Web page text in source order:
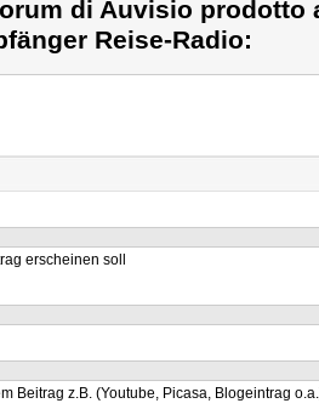
di Auvisio prodotto
Reise-Radio:
erscheinen soll
Beitrag z.B. (Youtube, Picasa, Blogeintrag